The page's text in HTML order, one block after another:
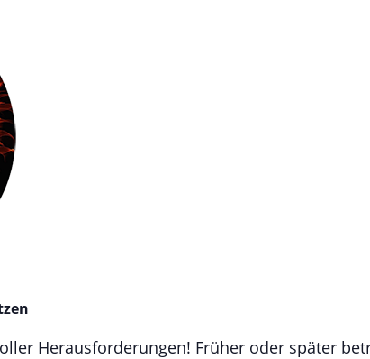
Herausforderungen! Früher oder später